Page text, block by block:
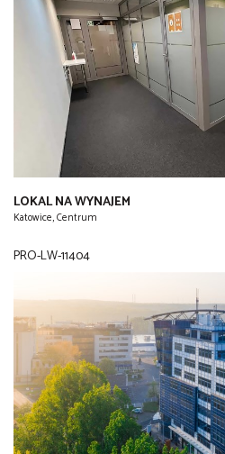
LOKAL NA WYNAJEM
Katowice, Centrum
PRO-LW-11404